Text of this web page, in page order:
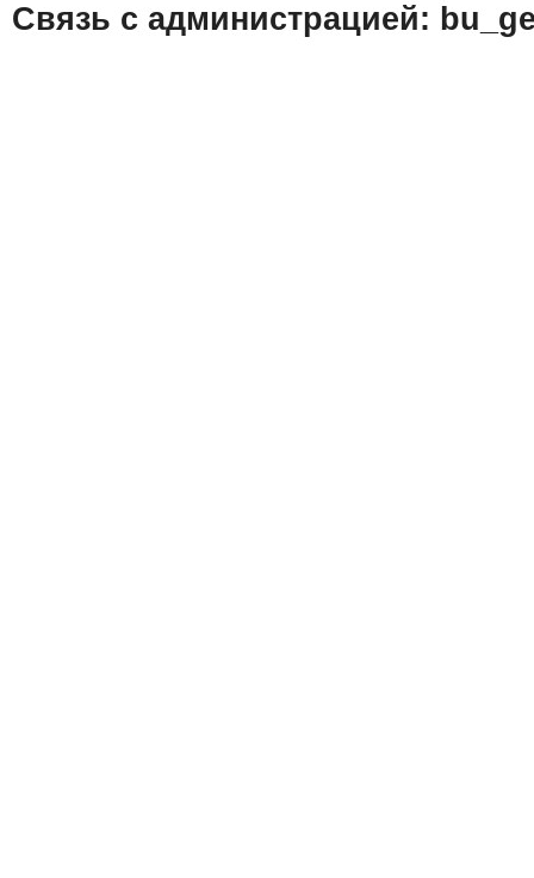
Связь с администрацией: